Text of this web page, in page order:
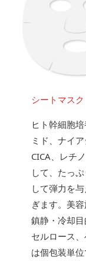
シートマスク
ヒト幹細胞
ミド、ナイ
CICA、レチ
して、たっ
して弾力を
ぎます。美
鎮静・冷却
セルロース
は個包装単